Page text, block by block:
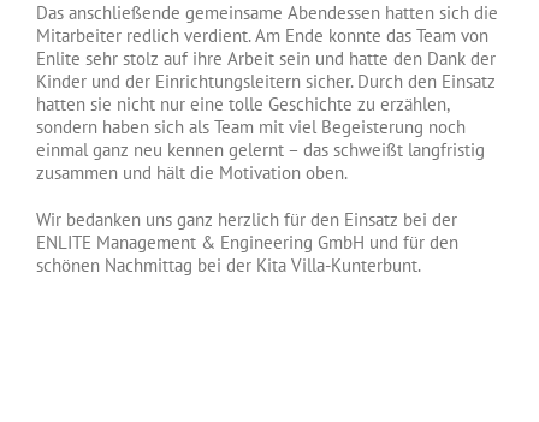
Das anschließende gemeinsame Abendessen hatten sich die
Mitarbeiter redlich verdient. Am Ende konnte das Team von
Enlite sehr stolz auf ihre Arbeit sein und hatte den Dank der
Kinder und der Einrichtungsleitern sicher. Durch den Einsatz
hatten sie nicht nur eine tolle Geschichte zu erzählen,
sondern haben sich als Team mit viel Begeisterung noch
einmal ganz neu kennen gelernt – das schweißt langfristig
zusammen und hält die Motivation oben.
Wir bedanken uns ganz herzlich für den Einsatz bei der
ENLITE Management & Engineering GmbH und für den
schönen Nachmittag bei der Kita Villa-Kunterbunt.